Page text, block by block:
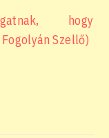
hogy
Szellő)